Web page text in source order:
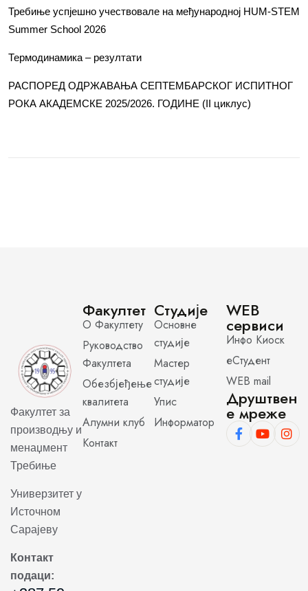
Требиње успјешно учествовале на међународној HUM-STEM
Summer School 2026
Термодинамика – резултати
РАСПОРЕД ОДРЖАВАЊА СЕПТЕМБАРСКОГ ИСПИТНОГ
РОКА АКАДЕМСКЕ 2025/2026. ГОДИНЕ (II циклус)
Факултет за
производњу и
менаџмент
Требиње
Универзитет у
Источном
Сарајеву
Контакт
подаци:
Факултет
О Факултету
Руководство
Факултета
Обезбјеђење
квалитета
Алумни клуб
Контакт
Студије
Основне
студије
Мастер
студије
Упис
Информатор
WEB
сервиси
Инфо Киоск
еСтудент
WEB mail
Друштвен
е мреже